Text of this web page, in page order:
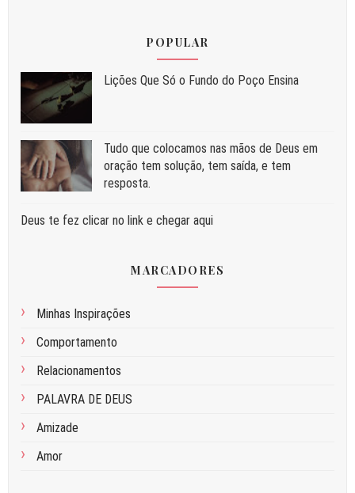
POPULAR
Liç⁠ões Que Só o Fundo do Poço Ensina
Tudo que colocamos nas mãos de Deus em
oração tem solução, tem saída, e tem
resposta.
Deus te fez clicar no link e chegar aqui
MARCADORES
Minhas Inspirações
Comportamento
Relacionamentos
PALAVRA DE DEUS
Amizade
Amor